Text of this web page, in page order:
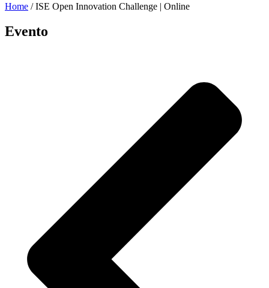
Home /ISE Open Innovation Challenge | Online
Evento